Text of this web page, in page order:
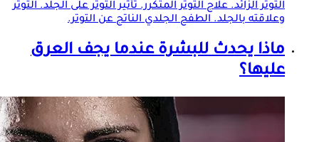
التوتر الزائد. علاج التوتر المتكرر. تأثير التوتر علىالجلد. التوتر
وعلاقته بالجلد. الطفحالجلدي الناتج عن التوتر.
ماذا يحدث للبشرة عندما يجف العرق
عليها؟